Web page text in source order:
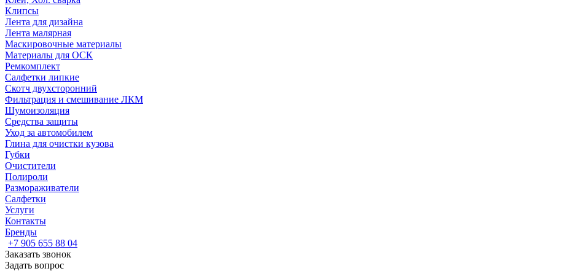
Клипсы
Лента для дизайна
Лента малярная
Маскировочные материалы
Материалы для ОСК
Ремкомплект
Салфетки липкие
Скотч двухсторонний
Фильтрация и смешивание ЛКМ
Шумоизоляция
Средства защиты
Уход за автомобилем
Глина для очистки кузова
Губки
Очистители
Полироли
Размораживатели
Салфетки
Услуги
Контакты
Бренды
+7 905 655 88 04
Заказать звонок
Задать вопрос